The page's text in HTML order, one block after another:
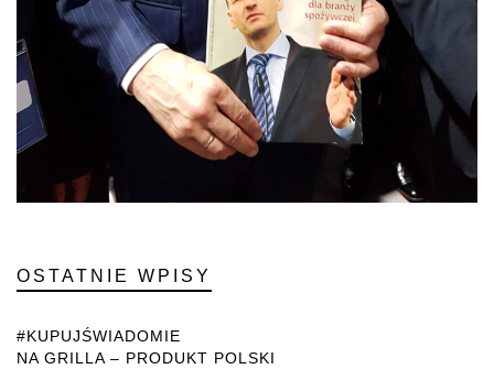
OSTATNIE WPISY
#KUPUJŚWIADOMIE
NA GRILLA – PRODUKT POLSKI